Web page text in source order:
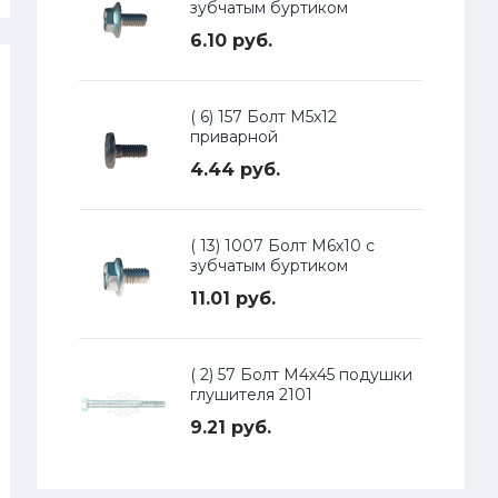
зубчатым буртиком
6.10 руб.
( 6) 157 Болт М5х12
приварной
4.44 руб.
( 13) 1007 Болт М6х10 с
зубчатым буртиком
11.01 руб.
( 2) 57 Болт М4х45 подушки
глушителя 2101
9.21 руб.